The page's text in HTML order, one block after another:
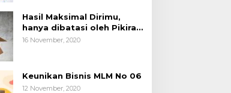
Hasil Maksimal Dirimu,
hanya dibatasi oleh Pikiran
Negatif.
16 November, 2020
Keunikan Bisnis MLM No 06
12 November, 2020